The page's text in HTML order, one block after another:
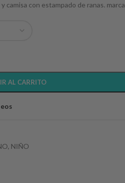
con estampado de ranas. marca
AL CARRITO
, NIÑO